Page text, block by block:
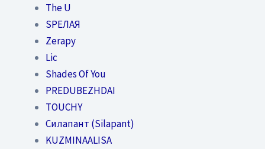
The U
SPEЛАЯ
Zerapy
Lic
Shades Of You
PREDUBEZHDAI
TOUCHY
Силапант (Silapant)
KUZMINAALISA